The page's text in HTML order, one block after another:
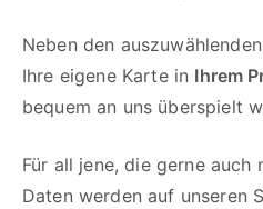
Neben den
Ihre eigene Karte in Ihrem
bequem an uns überspielt
Für all jene, die gerne
Daten werden auf unseren